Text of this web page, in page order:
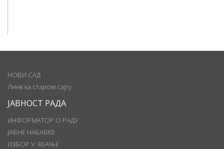
НОВИ САД
Линк ка старом сајту
ЈАВНОСТ РАДА
ИНФОРМАТОР О РАДУ
ЈАВНЕ НАБАВКЕ
ИЗБОР У ЗВАЊЕ